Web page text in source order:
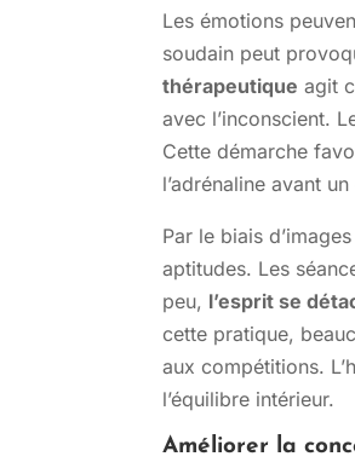
Les émotions
soudain peut
thérapeutique agit
avec l’inconscient.
Cette démarche
l’adrénaline avant
Par le biais
aptitudes. Les
peu, l’esprit se
cette pratique,
aux compétitions.
l’équilibre intérieur.
Améliorer la